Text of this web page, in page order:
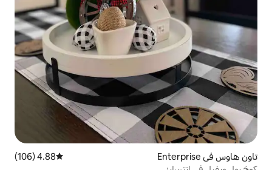
متوسط التقييم 4.88 من 5، 106 مراجعات
4.88 (106)